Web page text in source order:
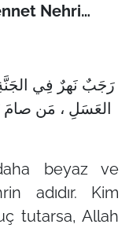
Nehri…
رَجَبٌ نَهرٌ فِي
العَسَلِ ، مَن صامَ
beyaz ve
adıdır. Kim
tutarsa, Allah